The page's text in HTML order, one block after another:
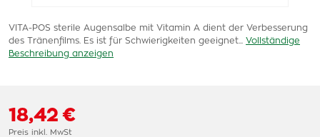
VITA-POS sterile Augensalbe mit Vitamin A dient der Verbesserung
des Tränenfilms. Es ist für Schwierigkeiten geeignet...
Vollständige
Beschreibung anzeigen
18,42 €
Preis inkl. MwSt